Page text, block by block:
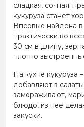
сладкая, сочная,
кукуруза станет
Впервые найдена в
практически во
30 см в длину,
плотно
На кухне кукуруза
добавляют в
замораживают,
блюдо, из нее
закуски.